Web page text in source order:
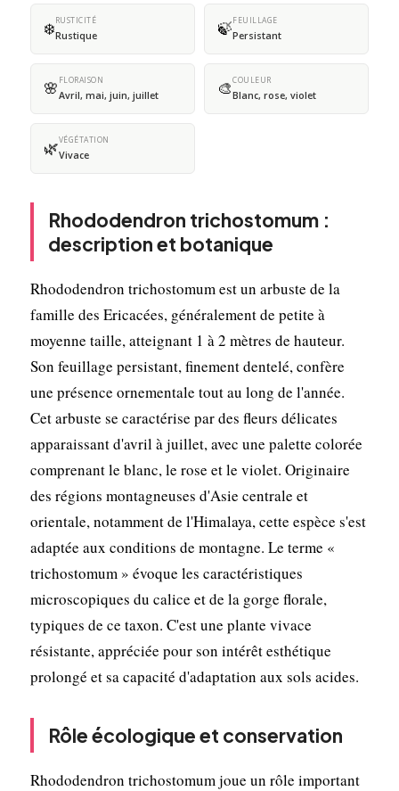
❄️RUSTICITÉ
Rustique 🍃FEUILLAGE
Persistant
🌸 FLORAISON
Avril, mai, juin, juillet 🎨COULEUR
Blanc, rose, violet
🌿VÉGÉTATION
Vivace
Rhododendron trichostomum :
description et botanique
Rhododendron trichostomum est un arbuste de la
famille des Ericacées, généralement de petite à
moyenne taille, atteignant 1 à 2 mètres de hauteur.
Son feuillage persistant, finement dentelé, confère
une présence ornementale tout au long de l'année.
Cet arbuste se caractérise par des fleurs délicates
apparaissant d'avril à juillet, avec une palette colorée
comprenant le blanc, le rose et le violet. Originaire
des régions montagneuses d'Asie centrale et
orientale, notamment de l'Himalaya, cette espèce s'est
adaptée aux conditions de montagne. Le terme «
trichostomum » évoque les caractéristiques
microscopiques du calice et de la gorge florale,
typiques de ce taxon. C'est une plante vivace
résistante, appréciée pour son intérêt esthétique
prolongé et sa capacité d'adaptation aux sols acides.
Rôle écologique et conservation
Rhododendron trichostomum joue un rôle important